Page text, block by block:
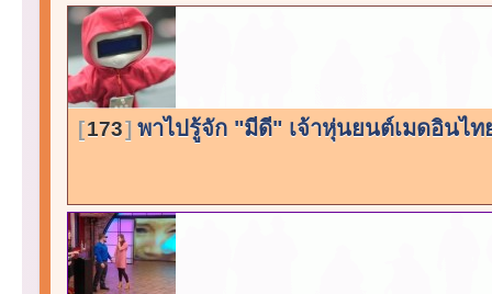
173 พาไปรู้จัก "มีดี" เจ้าหุ่นยนต์เมดอินไ